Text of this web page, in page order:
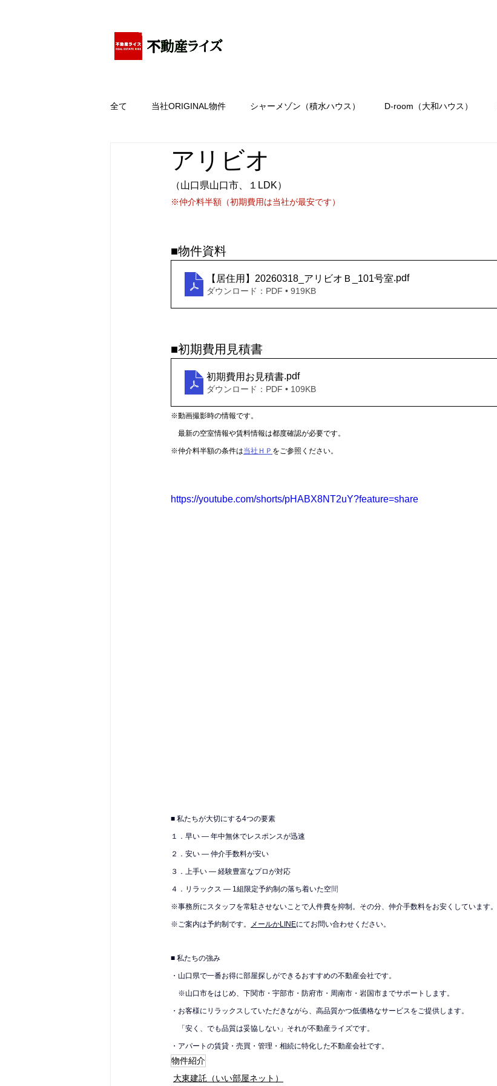
全て 当社ORIGINAL物件 シャーメゾン（積水ハウス） D-room（大和ハウス）
アリビオ
（山口県山口市、１LDK）
※仲介料半額（初期費用は当社が最安です）
■物件資料
【居住用】20260318_アリビオＢ_101号室.pdf
ダウンロード：PDF • 919KB
■初期費用見積書
初期費用お見積書.pdf
ダウンロード：PDF • 109KB
※動画撮影時の情報です。
最新の空室情報や賃料情報は都度確認が必要です。
※仲介料半額の条件は当社ＨＰ をご参照ください。
https://youtube.com/shorts/pHABX8NT2uY?feature=share
■ 私たちが大切にする4つの要素
１．早い — 年中無休でレスポンスが迅速
２．安い — 仲介手数料が安い
３．上手い — 経験豊富なプロが対応
４．リラックス — 1組限定予約制の落ち着いた空間
※事務所にスタッフを常駐させないことで人件費を抑制。その分、仲介手数料をお安くしています。
※ご案内は予約制です。 メールかLINEにてお問い合わせください。
■ 私たちの強み
・山口県で一番お得に部屋探しができるおすすめの不動産会社です。
※山口市をはじめ、下関市・宇部市・防府市・周南市・岩国市までサポートします。
・お客様にリラックスしていただきながら、高品質かつ低価格なサービスをご提供します。
「安く、でも品質は妥協しない」それが不動産ライズです。
・アパートの賃貸・売買・管理・相続に特化した不動産会社です。
物件紹介
大東建託（いい部屋ネット）